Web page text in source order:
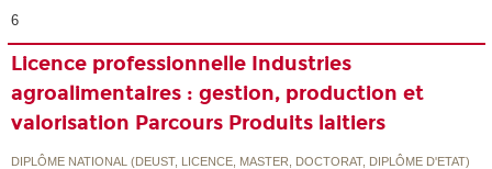
6
Licence professionnelle Industries
agroalimentaires : gestion, production et
valorisation Parcours Produits laitiers
DIPLÔME NATIONAL (DEUST, LICENCE, MASTER, DOCTORAT, DIPLÔME D'ETAT)